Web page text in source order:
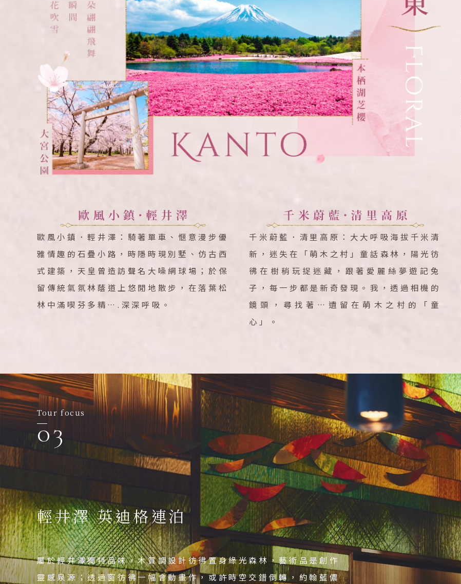
歐風小鎮．輕井澤：騎著單車、愜意漫步優
雅情趣的石疊小路，時隱時現別墅、仿古西
式建築，天皇曾造訪聲名大噪網球場；於保
留傳統氣氛林蔭道上悠閒地散步，在落葉松
林中滿喫芬多精….深深呼吸。
千米蔚藍．清里高原：大大呼吸海拔千米清
新，迷失在「萌木之村」童話森林，陽光彷
彿在樹稍玩捉迷藏，跟著愛麗絲夢遊記兔
子，每一步都是新奇發現。我，透過相機的
鏡頭，尋找著…遺留在萌木之村的「童
心」。
輕井澤 英迪格連泊
屬於輕井澤獨特品味，木質調設計彷彿置身綠光森林，藝術品是創作
靈感泉源；透過窗彷彿一幅會動畫作，或許時空交錯倒轉，約翰藍儂
輕井澤 英迪格連泊
屬於輕井澤獨特品味，木質調設計彷彿置身綠光森林，藝術品是創作
靈感泉源；透過窗彷彿一幅會動畫作，或許時空交錯倒轉，約翰藍儂
輕井澤 英迪格連泊
屬於輕井澤獨特品味，木質調設計彷彿置身綠光森林，藝術品是創作
靈感泉源；透過窗彷彿一幅會動畫作，或許時空交錯倒轉，約翰藍儂
石和溫泉 銘石の宿
5000坪庭園內，從各地收集的銘石、巨石等，微風輕輕拂過的樹
石和溫泉 銘石の宿
5000坪庭園內，從各地收集的銘石、巨石等，微風輕輕拂過的樹
Tour focus
03
Search
行程日期搜尋